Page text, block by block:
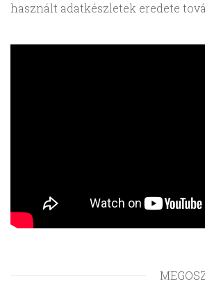
használt adatkészletek eredete